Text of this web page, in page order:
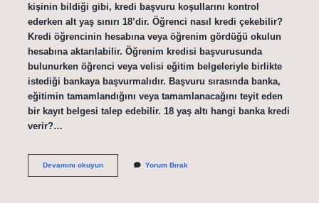
kişinin bildiği gibi, kredi başvuru koşullarını kontrol
ederken alt yaş sınırı 18’dir. Öğrenci nasıl kredi çekebilir?
Kredi öğrencinin hesabına veya öğrenim gördüğü okulun
hesabına aktarılabilir. Öğrenim kredisi başvurusunda
bulunurken öğrenci veya velisi eğitim belgeleriyle birlikte
istediği bankaya başvurmalıdır. Başvuru sırasında banka,
eğitimin tamamlandığını veya tamamlanacağını teyit eden
bir kayıt belgesi talep edebilir. 18 yaş altı hangi banka kredi
verir?…
Devamını okuyun17
Yorum Bırak